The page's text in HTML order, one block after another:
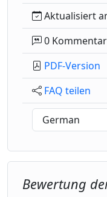
Aktualisiert
0
PDF-Version
FAQ teilen
Bewertung